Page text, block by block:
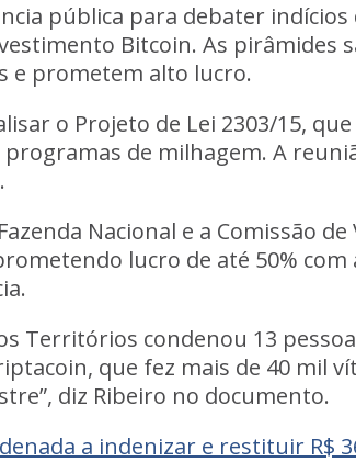
pública para debater
Bitcoin. As pirâmides
e prometem alto lucro.
o Projeto de Lei 2303/15,
de milhagem. A
Nacional e a Comissão de
lucro de até 50% com
Territórios condenou 13
, que fez mais de 40 mil
diz Ribeiro no documento.
a indenizar e restituir R$